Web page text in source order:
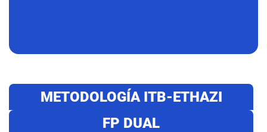
METODOLOGÍA ITB-ETHAZI
FP DUAL